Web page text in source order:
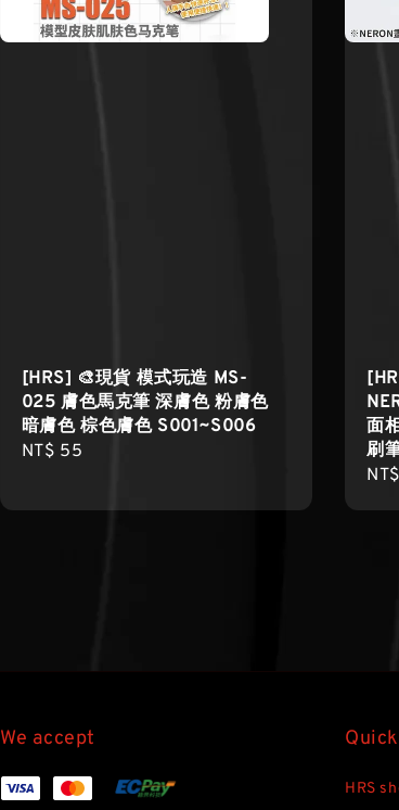
[HRS] 🎨現貨 模式玩造 MS-
025 膚色馬克筆 深膚色 粉膚色
暗膚色 棕色膚色 S001~S006
Regular
NT$ 55
面
刷
We accept
HRS